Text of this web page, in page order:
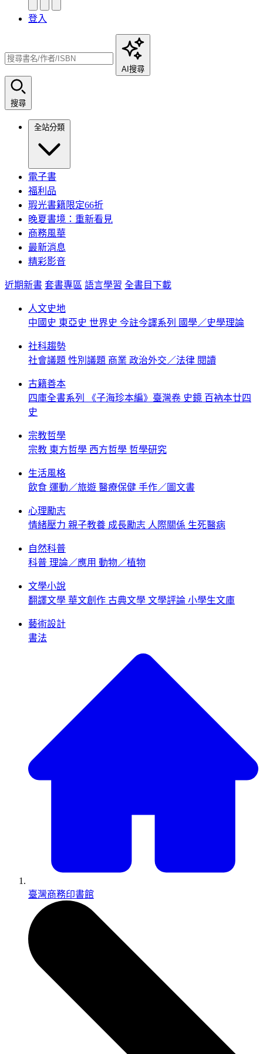
登入
AI搜尋
搜尋
全站分類
電子書
福利品
瑕光書籍限定66折
晚夏書境：重新看見
商務風華
最新消息
精彩影音
近期新書 套書專區 語言學習 全書目下載
人文史地
中國史 東亞史 世界史 今註今譯系列 國學／史學理論
社科趨勢
社會議題 性別議題 商業 政治外交／法律 閱讀
古籍善本
四庫全書系列
《子海珍本編》臺灣卷 史鏡 百衲本廿四
史
宗教哲學
宗教 東方哲學 西方哲學 哲學研究
生活風格
飲食 運動／旅遊 醫療保健 手作／圖文書
心理勵志
情緒壓力 親子教養 成長勵志 人際關係 生死醫病
自然科普
科普 理論／應用 動物／植物
文學小說
翻譯文學 華文創作 古典文學 文學評論 小學生文庫
藝術設計
書法
臺灣商務印書館